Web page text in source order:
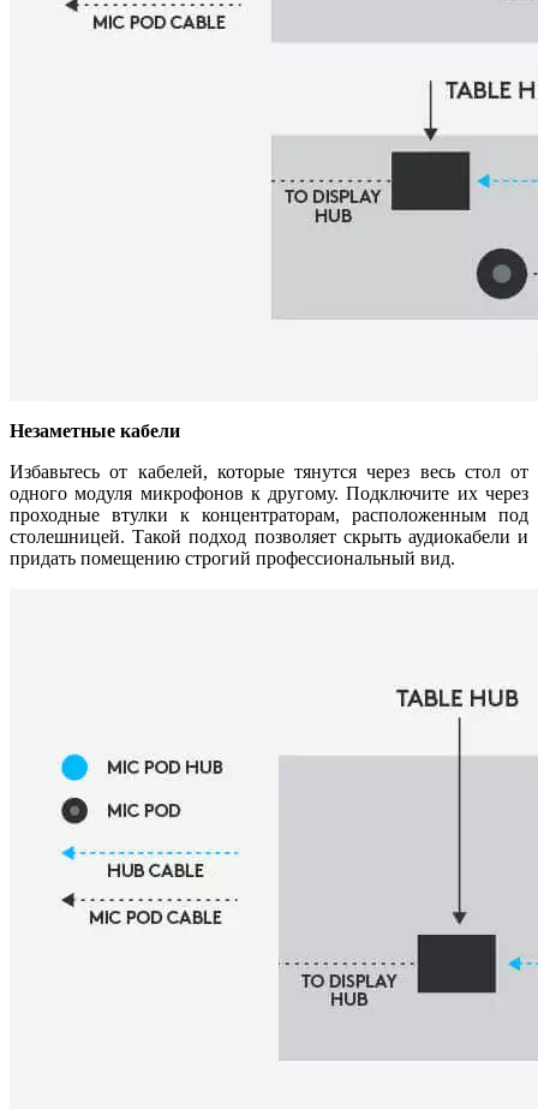
Незаметные кабели
Избавьтесь от кабелей, которые тянутся через весь стол от
одного модуля микрофонов к другому. Подключите их через
проходные втулки к концентраторам, расположенным под
столешницей. Такой подход позволяет скрыть аудиокабели и
придать помещению строгий профессиональный вид.